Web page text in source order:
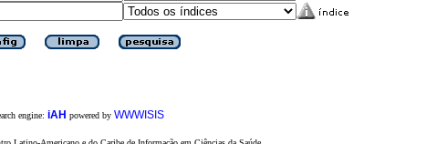
engine: iAH powered by WWWISIS